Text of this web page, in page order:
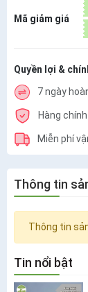
Mã giảm giá
Quyền lợi &
7 ngày
Hàng
Miễn phí
Thông tin
Thông tin
Tin nổi bật